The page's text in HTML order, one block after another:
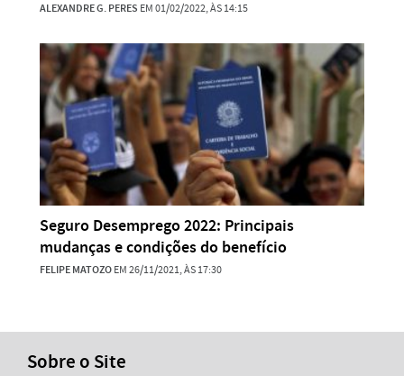
ALEXANDRE G. PERES EM 01/02/2022, ÀS 14:15
Seguro Desemprego 2022: Principais
mudanças e condições do benefício
FELIPE MATOZOEM 26/11/2021, ÀS 17:30
Sobre o Site